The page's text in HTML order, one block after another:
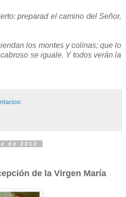
preparad el camino del Señor,
los montes y colinas; que lo
se iguale. Y todos verán la
de 2012
de la Virgen María